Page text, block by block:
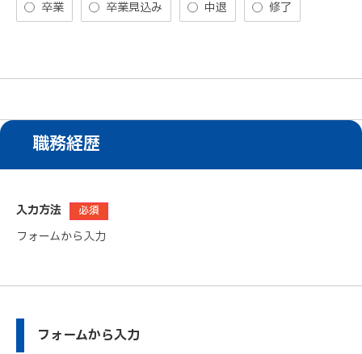
卒業 卒業見込み 中退 修了
職務経歴
入力方法 必須
フォームから入力
フォームから入力